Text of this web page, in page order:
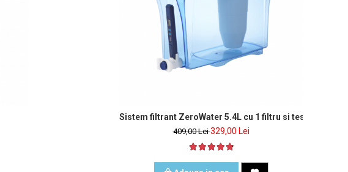
Sistem filtrant ZeroWater 5.4L cu 1 filtru si tester de apa
409,00 Lei329,00 Lei